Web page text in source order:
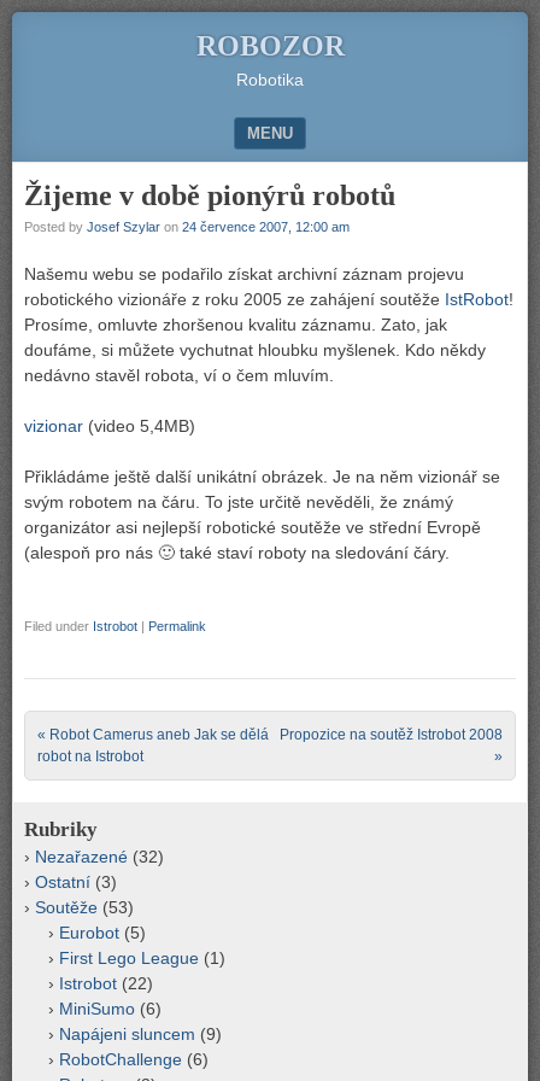
ROBOZOR
Robotika
MENU
SKIP TO CONTENT
Žijeme v době pionýrů robotů
Posted by Josef Szylar on 24 července 2007, 12:00 am
Našemu webu se podařilo získat archivní záznam projevu
robotického vizionáře z roku 2005 ze zahájení soutěže IstRobot!
Prosíme, omluvte zhoršenou kvalitu záznamu. Zato, jak
doufáme, si můžete vychutnat hloubku myšlenek. Kdo někdy
nedávno stavěl robota, ví o čem mluvím.
vizionar (video 5,4MB)
Přikládáme ještě další unikátní obrázek. Je na něm vizionář se
svým robotem na čáru. To jste určitě nevěděli, že známý
organizátor asi nejlepší robotické soutěže ve střední Evropě
(alespoň pro nás 🙂 také staví roboty na sledování čáry.
Filed under Istrobot | Permalink
Post navigation
« Robot Camerus aneb Jak se dělá
robot na Istrobot
Propozice na soutěž Istrobot 2008
»
Rubriky
Nezařazené (32)
Ostatní (3)
Soutěže (53)
Eurobot (5)
First Lego League (1)
Istrobot (22)
MiniSumo (6)
Napájeni sluncem (9)
RobotChallenge (6)